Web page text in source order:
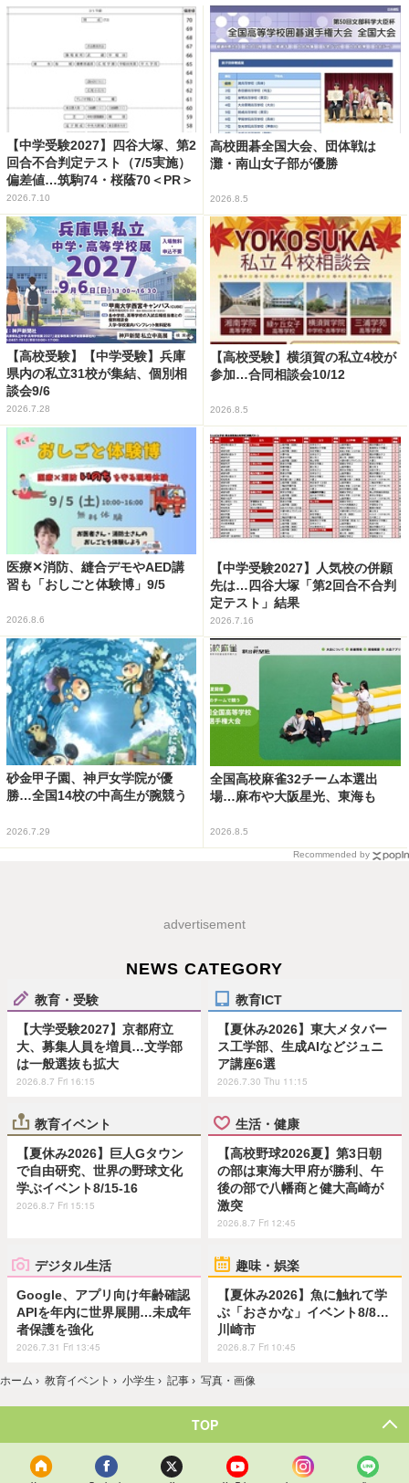
【中学受験2027】四谷大塚、第2
回合不合判定テスト（7/5実施）
偏差値…筑駒74・桜蔭70＜PR＞
2026.7.10
高校囲碁全国大会、団体戦は
灘・南山女子部が優勝
2026.8.5
【高校受験】【中学受験】兵庫
県内の私立31校が集結、個別相
談会9/6
2026.7.28
【高校受験】横須賀の私立4校が
参加…合同相談会10/12
2026.8.5
医療✕消防、縫合デモやAED講
習も「おしごと体験博」9/5
2026.8.6
【中学受験2027】人気校の併願
先は…四谷大塚「第2回合不合判
定テスト」結果
2026.7.16
砂金甲子園、神戸女学院が優
勝…全国14校の中高生が腕競う
2026.7.29
全国高校麻雀32チーム本選出
場…麻布や大阪星光、東海も
2026.8.5
Recommended by
advertisement
NEWS CATEGORY
教育・受験
【大学受験2027】京都府立
大、募集人員を増員…文学部
は一般選抜も拡大
2026.8.7 Fri 16:15
教育ICT
【夏休み2026】東大メタバー
ス工学部、生成AIなどジュニ
ア講座6選
2026.7.30 Thu 11:15
教育イベント
【夏休み2026】巨人Gタウン
で自由研究、世界の野球文化
学ぶイベント8/15-16
2026.8.7 Fri 15:15
生活・健康
【高校野球2026夏】第3日朝
の部は東海大甲府が勝利、午
後の部で八幡商と健大高崎が
激突
2026.8.7 Fri 12:45
デジタル生活
Google、アプリ向け年齢確認
APIを年内に世界展開…未成年
者保護を強化
2026.7.31 Fri 13:45
趣味・娯楽
【夏休み2026】魚に触れて学
ぶ「おさかな」イベント8/8…
川崎市
2026.8.7 Fri 10:45
ホーム › 教育イベント › 小学生 › 記事 › 写真・画像
TOP